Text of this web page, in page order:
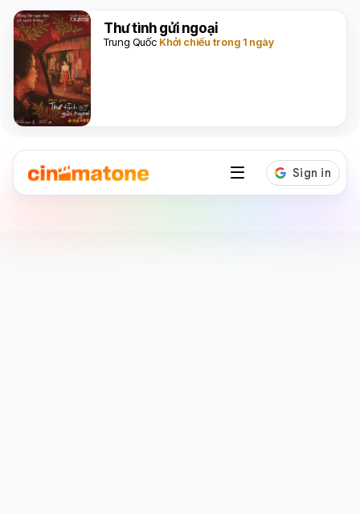
Thư tình gửi ngoại
Trung Quốc Khởi chiếu trong 1 ngày